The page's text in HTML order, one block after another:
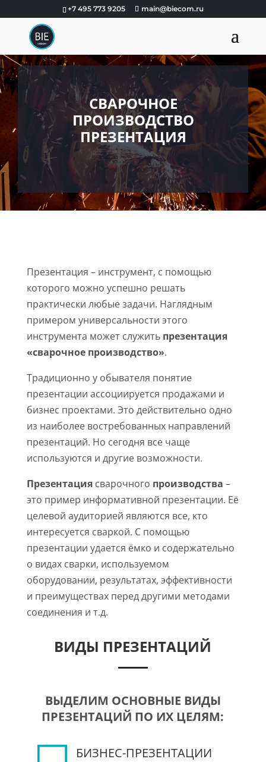
+7 495 773 9205 main@biecom.ru
СВАРОЧНОЕ
ПРОИЗВОДСТВО
ПРЕЗЕНТАЦИЯ
Презентация – инструмент, с помощью
которого можно успешно решать
практически любые задачи. Наглядным
примером универсальности этого
инструмента может служить презентация
«сварочное производство».
Традиционно у обывателя понятие
презентации ассоциируется продажами и
бизнес проектами. Это действительно одно
из наиболее востребованных направлений
презентаций. Но сегодня все чаще
используются и другие возможности.
Презентациясварочного производства –
это пример информативной презентации. Её
целевой аудиторией являются все, кто
интересуется сваркой. С помощью
презентации удается ёмко и содержательно
о видах сварки, используемом
оборудовании, результатах, эффективности
и преимуществах перед другими методами
соединения и т.д.
ВИДЫ ПРЕЗЕНТАЦИЙ
ВЫДЕЛИМ ОСНОВНЫЕ ВИДЫ
ПРЕЗЕНТАЦИЙ ПО ИХ ЦЕЛЯМ:
БИЗНЕС-ПРЕЗЕНТАЦИИ